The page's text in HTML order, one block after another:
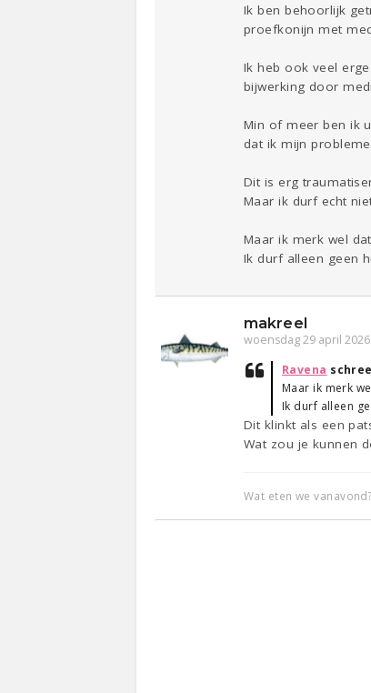
Ik ben behoorlijk
proefkonijn met
Ik heb ook veel
bijwerking door
Min of meer ben ik
dat ik mijn
Dit is erg
Maar ik durf echt
Maar ik merk wel
Ik durf alleen geen
makreel
woensdag 29 april
Ravena
Maar ik merk
Ik durf alleen
Dit klinkt als een
Wat zou je kunnen
Wat eten we vanavond?